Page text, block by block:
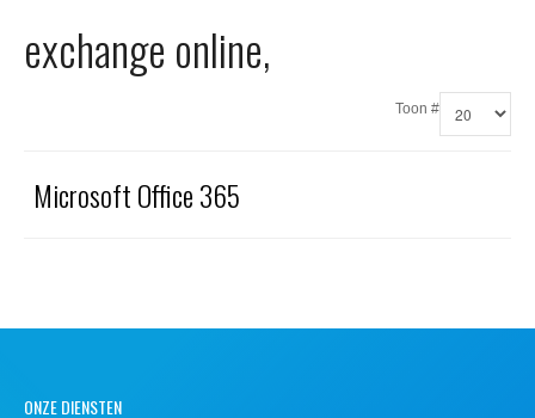
Domeinnaam registreren
exchange online,
Toon #
Microsoft Office 365
ONZE DIENSTEN